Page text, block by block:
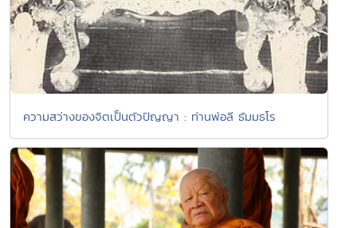
ความสว่างของจิตเป็นตัวปัญญา : ท่านพ่อลี ธัมมธโร